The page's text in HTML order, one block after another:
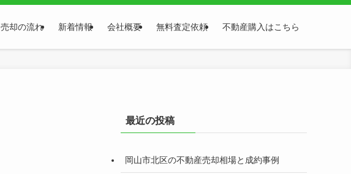
売却の流れ 新着情報 会社概要 無料査定依頼 不動産購入はこちら
最近の投稿
岡山市北区の不動産売却相場と成約事例